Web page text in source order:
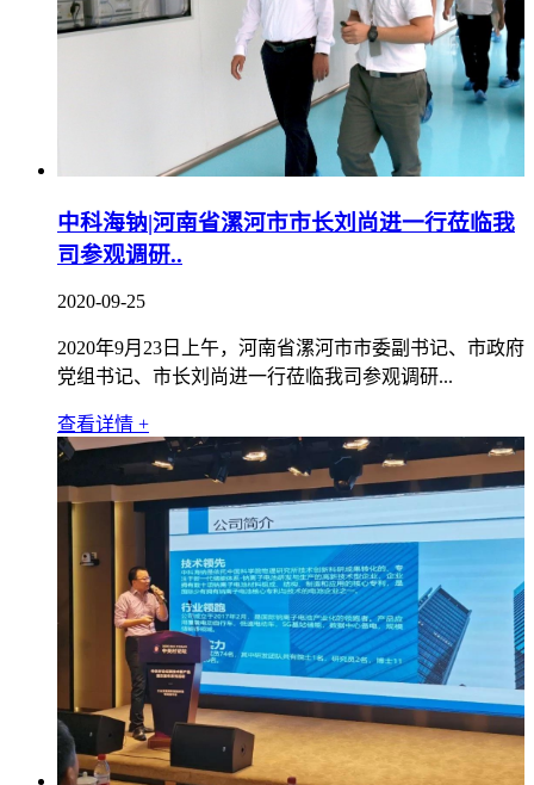
中科海钠|河南省漯河市市长刘尚进一行莅临我
司参观调研..
2020-09-25
2020年9月23日上午，河南省漯河市市委副书记、市政府
党组书记、市长刘尚进一行莅临我司参观调研...
查看详情 +